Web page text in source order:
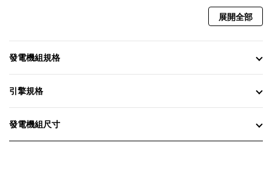
展開全部
發電機組規格
引擎規格
發電機組尺寸